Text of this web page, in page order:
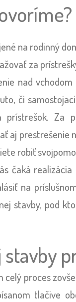
na rodinný
za
nad
či
prístrešok. Za
aj prestrešenie
robiť
čaká
na
stavby, pod
proces
tlačive